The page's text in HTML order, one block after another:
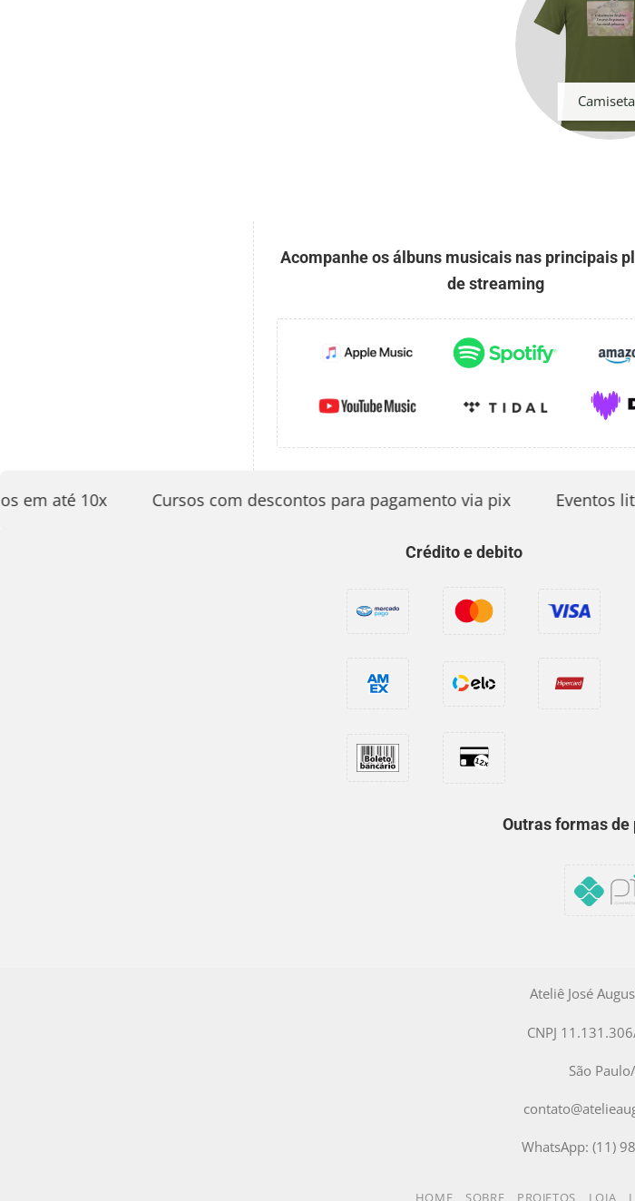
Acompanhe os álbuns musicais nas principais
de streaming
em até 10x Cursos com descontos para pagamento via pix Eventos
Crédito e debito
Outras formas de
Ateliê José
CNPJ
São
WhatsApp: (11)